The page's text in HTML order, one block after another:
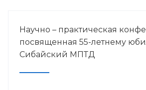
Научно – практическая
посвященная 55-летнему
Сибайский МПТД